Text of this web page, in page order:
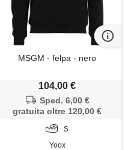
MSGM - felpa - nero
104,00 €
Sped. 6,00 €
gratuita oltre 120,00 €
S
Yoox